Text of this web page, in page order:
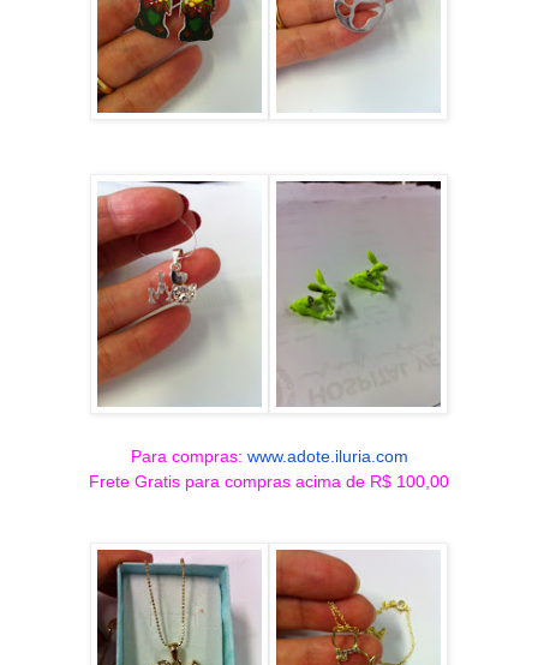
Para compras: www.adote.iluria.com
Frete Gratis para compras acima de R$ 100,00